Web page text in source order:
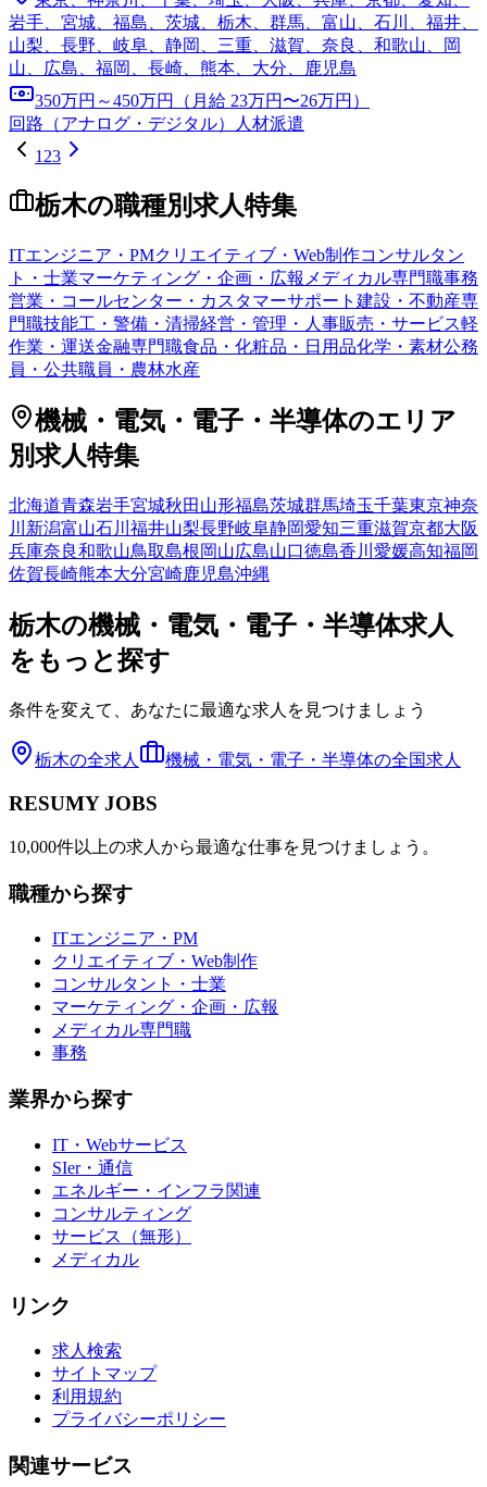
岩手、宮城、福島、茨城、栃木、群馬、富山、石川、福井、
山梨、長野、岐阜、静岡、三重、滋賀、奈良、和歌山、岡
山、広島、福岡、長崎、熊本、大分、鹿児島
350万円～450万円（月給 23万円〜26万円）
回路（アナログ・デジタル）
人材派遣
1 23
栃木の職種別求人特集
ITエンジニア・PMクリエイティブ・Web制作コンサルタン
ト・士業マーケティング・企画・広報 メディカル専門職事務
営業・コールセンター・カスタマーサポート 建設・不動産専
門職技能工・警備・清掃経営・管理・人事販売・サービス軽
作業・運送金融専門職食品・化粧品・日用品化学・素材公務
員・公共職員・農林水産
機械・電気・電子・半導体のエリア
別求人特集
北海道青森岩手宮城秋田 山形福島茨城群馬埼玉千葉東京神奈
川 新潟富山石川 福井山梨長野岐阜静岡愛知三重滋賀京都大阪
兵庫奈良和歌山鳥取島根岡山広島山口徳島香川 愛媛高知福岡
佐賀長崎熊本大分宮崎鹿児島沖縄
栃木の機械・電気・電子・半導体求人
をもっと探す
条件を変えて、あなたに最適な求人を見つけましょう
栃木の全求人 機械・電気・電子・半導体の全国求人
RESUMY JOBS
10,000件以上の求人から最適な仕事を見つけましょう。
職種から探す
ITエンジニア・PM
クリエイティブ・Web制作
コンサルタント・士業
マーケティング・企画・広報
メディカル専門職
事務
業界から探す
IT・Webサービス
SIer・通信
エネルギー・インフラ関連
コンサルティング
サービス（無形）
メディカル
リンク
求人検索
サイトマップ
利用規約
プライバシーポリシー
関連サービス